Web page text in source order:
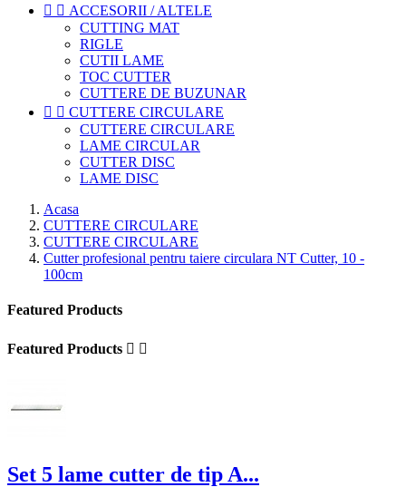
  ACCESORII / ALTELE
CUTTING MAT
RIGLE
CUTII LAME
TOC CUTTER
CUTTERE DE BUZUNAR
  CUTTERE CIRCULARE
CUTTERE CIRCULARE
LAME CIRCULAR
CUTTER DISC
LAME DISC
Acasa
CUTTERE CIRCULARE
CUTTERE CIRCULARE
Cutter profesional pentru taiere circulara NT Cutter, 10 -
100cm
Featured Products
Featured Products  
Set 5 lame cutter de tip A...